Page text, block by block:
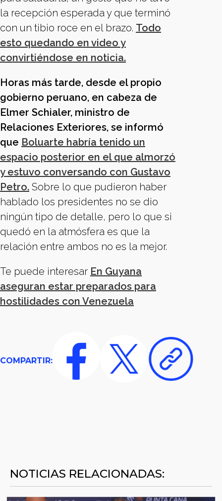
la recepción esperada y que terminó
con un tibio roce en el brazo. Todo
esto quedando en video y
convirtiéndose en noticia.
Horas más tarde, desde el propio
gobierno peruano, en cabeza de
Elmer Schialer, ministro de
Relaciones Exteriores, se informó
que Boluarte habría tenido un
espacio posterior en el que almorzó
y estuvo conversando con Gustavo
Petro. Sobre lo que pudieron haber
hablado los presidentes no se dio
ningún tipo de detalle, pero lo que si
quedó en la atmósfera es que la
relación entre ambos no es la mejor.
Te puede interesar En Guyana
aseguran estar preparados para
hostilidades con Venezuela
COMPARTIR:
NOTICIAS RELACIONADAS: